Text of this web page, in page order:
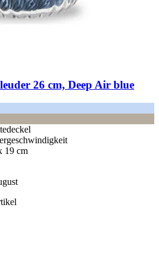
26 cm, Deep Air blue
19 cm